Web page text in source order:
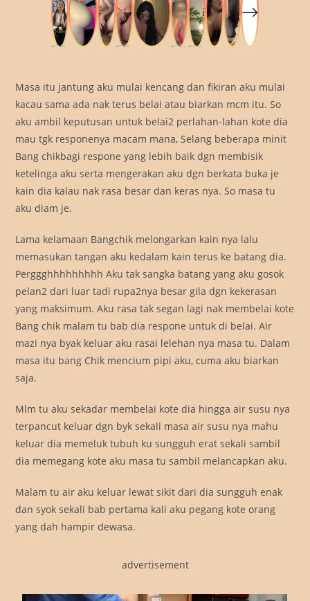
Masa itu jantung aku mulai kencang dan fikiran aku mulai
kacau sama ada nak terus belai atau biarkan mcm itu. So
aku ambil keputusan untuk belai2 perlahan-lahan kote dia
mau tgk responenya macam mana, Selang beberapa minit
Bang chikbagi respone yang lebih baik dgn membisik
ketelinga aku serta mengerakan aku dgn berkata buka je
kain dia kalau nak rasa besar dan keras nya. So masa tu
aku diam je.
Lama kelamaan Bangchik melongarkan kain nya lalu
memasukan tangan aku kedalam kain terus ke batang dia.
Perggghhhhhhhhh Aku tak sangka batang yang aku gosok
pelan2 dari luar tadi rupa2nya besar gila dgn kekerasan
yang maksimum. Aku rasa tak segan lagi nak membelai kote
Bang chik malam tu bab dia respone untuk di belai. Air
mazi nya byak keluar aku rasai lelehan nya masa tu. Dalam
masa itu bang Chik mencium pipi aku, cuma aku biarkan
saja.
Mlm tu aku sekadar membelai kote dia hingga air susu nya
terpancut keluar dgn byk sekali masa air susu nya mahu
keluar dia memeluk tubuh ku sungguh erat sekali sambil
dia memegang kote aku masa tu sambil melancapkan aku.
Malam tu air aku keluar lewat sikit dari dia sungguh enak
dan syok sekali bab pertama kali aku pegang kote orang
yang dah hampir dewasa.
advertisement